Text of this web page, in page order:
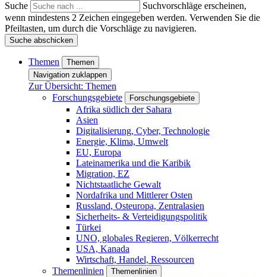
Suche
Suchvorschläge erscheinen,
wenn mindestens 2 Zeichen eingegeben werden. Verwenden Sie die
Pfeiltasten, um durch die Vorschläge zu navigieren.
Suche abschicken
Themen
Themen
Navigation zuklappen
Zur Übersicht: Themen
Forschungsgebiete
Forschungsgebiete
Afrika südlich der Sahara
Asien
Digitalisierung, Cyber, Technologie
Energie, Klima, Umwelt
EU, Europa
Lateinamerika und die Karibik
Migration, EZ
Nichtstaatliche Gewalt
Nordafrika und Mittlerer Osten
Russland, Osteuropa, Zentralasien
Sicherheits- & Verteidigungspolitik
Türkei
UNO, globales Regieren, Völkerrecht
USA, Kanada
Wirtschaft, Handel, Ressourcen
Themenlinien
Themenlinien